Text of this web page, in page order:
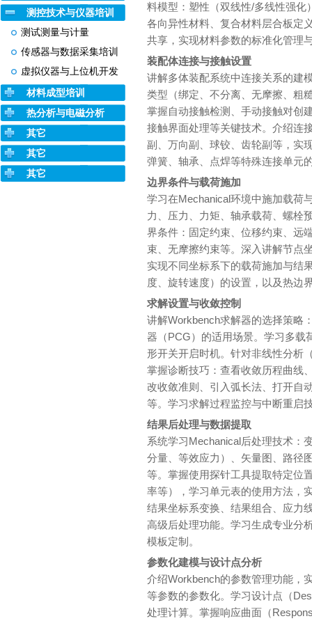
测控技术与仪器培训
测试测量与计量
传感器与数据采集培训
虚拟仪器与上位机开发
材料成型培训
热分析与电磁分析
其它
其它
其它
料模型：塑性（双线性/多线性强
各向异性材料、复合材料层合板定
共享，实现材料参数的标准化管理
装配体连接与接触设置
讲解多体装配系统中连接关系的建
类型（绑定、不分离、无摩擦、粗
掌握自动接触检测、手动接触对创
接触界面处理等关键技术。介绍连
副、万向副、球铰、齿轮副等，实
弹簧、轴承、点焊等特殊连接单元
边界条件与载荷施加
学习在Mechanical环境中施加载荷
力、压力、力矩、轴承载荷、螺栓
界条件：固定约束、位移约束、远
束、无摩擦约束等。深入讲解节点
实现不同坐标系下的载荷施加与结
度、旋转速度）的设置，以及热边
求解设置与收敛控制
讲解Workbench求解器的选择策略
器（PCG）的适用场景。学习多载
形开关开启时机。针对非线性分析
掌握诊断技巧：查看收敛历程曲线
改收敛准则、引入弧长法、打开自
等。学习求解过程监控与中断重启
结果后处理与数据提取
系统学习Mechanical后处理技术：
分量、等效应力）、矢量图、路径
等。掌握使用探针工具提取特定位
率等），学习单元表的使用方法，
结果坐标系变换、结果组合、应力
高级后处理功能。学习生成专业分
模板定制。
参数化建模与设计点分析
介绍Workbench的参数管理功能，
等参数的参数化。学习设计点（
处理计算。掌握响应曲面（